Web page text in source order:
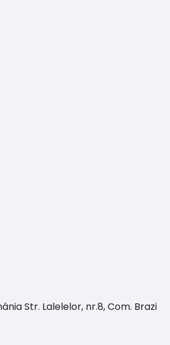
Str. Lalelelor, nr.8, Com. Brazi